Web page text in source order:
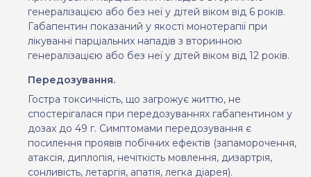
генералізацією або без неї у дітей віком від 6 років.
Габапентин показаний у якості монотерапії при
лікуванні парціальних нападів з вторинною
генералізацією або без неї у дітей віком від 12 років.
Передозування.
Гостра токсичність, що загрожує життю, не
спостерігалася при передозуваннях габапентином у
дозах до 49 г. Симптомами передозування є
посилення проявів побічних ефектів (запаморочення,
атаксія, диплопія, нечіткість мовлення, дизартрія,
сонливість, летаргія, апатія, легка діарея).